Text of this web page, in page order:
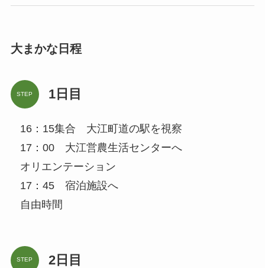
大まかな日程
STEP 1日目
16：15集合 大江町道の駅を視察
17：00 大江営農生活センターへ
オリエンテーション
17：45 宿泊施設へ
自由時間
STEP 2日目